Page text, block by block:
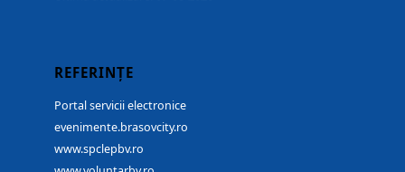
REFERINȚE
Portal servicii electronice
evenimente.brasovcity.ro
www.spclepbv.ro